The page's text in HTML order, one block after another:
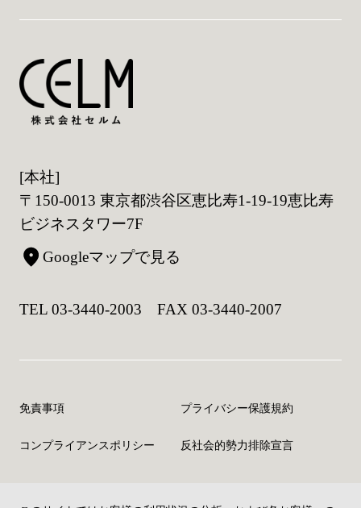
[本社]
〒150-0013 東京都渋谷区恵比寿1-19-19恵比寿
ビジネスタワー7F
Googleマップで見る
TEL 03-3440-2003 FAX 03-3440-2007
免責事項 プライバシー保護規約
コンプライアンスポリシー 反社会的勢力排除宣言